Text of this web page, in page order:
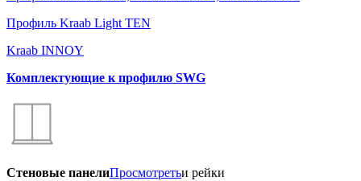
Профиль Kraab Light TEN
Kraab INNOY
Комплектующие к профилю SWG
Стеновые панелиПросмотретьи рейки